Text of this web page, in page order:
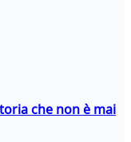
che non è mai